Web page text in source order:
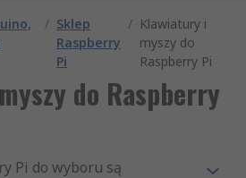
/ Sklep
Raspberry
Pi
/ Klawiatury i
myszy do
Raspberry Pi
do Raspberry
Pi do wyboru są